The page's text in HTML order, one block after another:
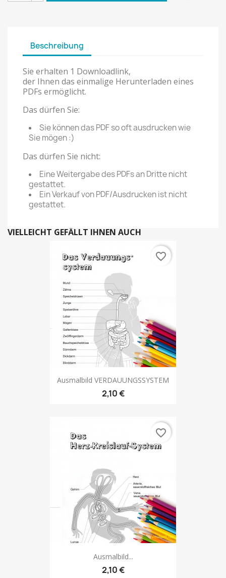
Beschreibung
Sie erhalten 1 Downloadlink,
der Ihnen das einmalige Herunterladen eines
PDFs ermöglicht.
Das dürfen Sie:
Sie können das PDF so oft ausdrucken wie
Sie mögen :)
Das dürfen Sie nicht:
Eine Weitergabe des PDFs an Dritte nicht
gestattet.
Ein Verkauf von PDF/Ausdrucken ist nicht
gestattet.
VIELLEICHT GEFÄLLT IHNEN AUCH
Ausmalbild VERDAUUNGSSYSTEM
2,10 €
favorite_border
Ausmalbild...
2,10 €
favorite_border